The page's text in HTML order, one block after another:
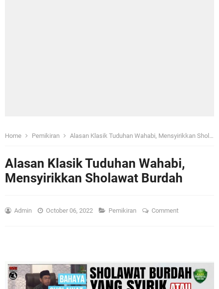
Home Pemikiran Alasan Klasik Tuduhan Wahabi, Mensyirikkan Sholawat Burdah
Alasan Klasik Tuduhan Wahabi,
Mensyirikkan Sholawat Burdah
Admin October 06, 2022 Pemikiran Comment